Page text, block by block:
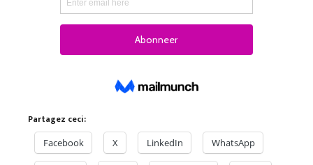
Partagez ceci:
Facebook X LinkedIn WhatsApp